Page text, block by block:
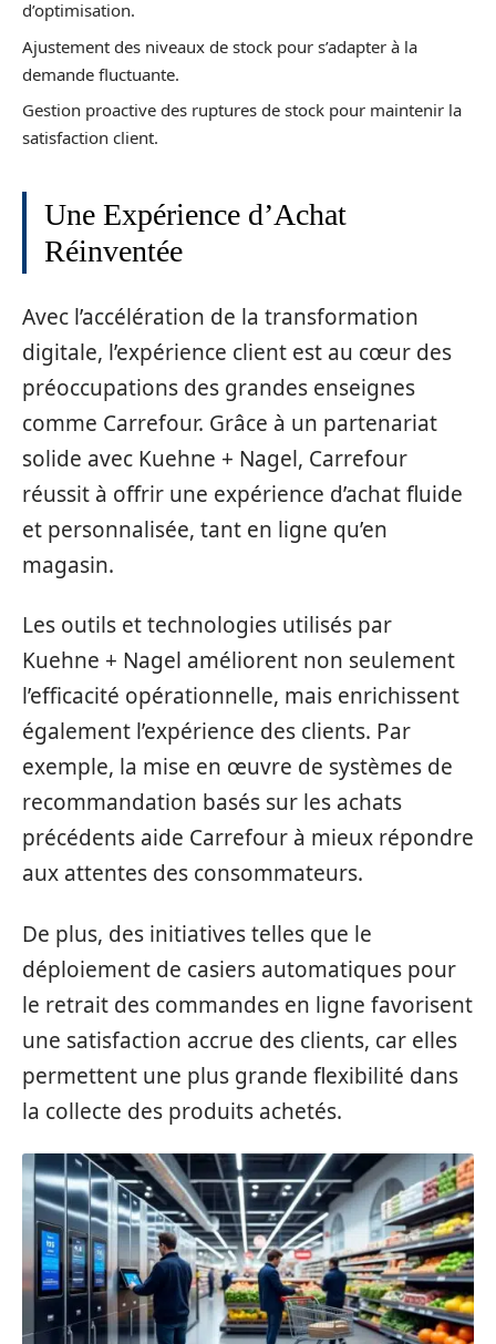
d’optimisation.
Ajustement des niveaux de stock pour s’adapter à la
demande fluctuante.
Gestion proactive des ruptures de stock pour maintenir la
satisfaction client.
Une Expérience d’Achat
Réinventée
Avec l’accélération de la transformation
digitale, l’expérience client est au cœur des
préoccupations des grandes enseignes
comme Carrefour. Grâce à un partenariat
solide avec Kuehne + Nagel, Carrefour
réussit à offrir une expérience d’achat fluide
et personnalisée, tant en ligne qu’en
magasin.
Les outils et technologies utilisés par
Kuehne + Nagel améliorent non seulement
l’efficacité opérationnelle, mais enrichissent
également l’expérience des clients. Par
exemple, la mise en œuvre de systèmes de
recommandation basés sur les achats
précédents aide Carrefour à mieux répondre
aux attentes des consommateurs.
De plus, des initiatives telles que le
déploiement de casiers automatiques pour
le retrait des commandes en ligne favorisent
une satisfaction accrue des clients, car elles
permettent une plus grande flexibilité dans
la collecte des produits achetés.